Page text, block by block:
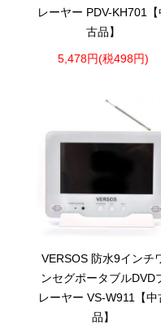
レーヤー PDV-KH701【
古品】
5,478円(税498円)
VERSOS 防水9インチ
ンセグポータブルDVD
レーヤー VS-W911【中
品】